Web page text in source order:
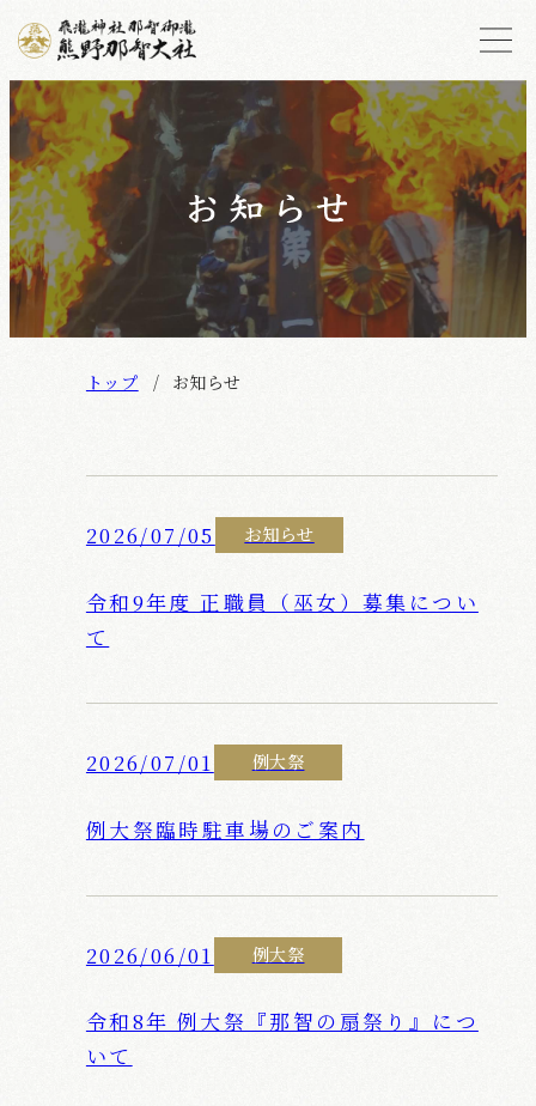
トップ お知らせ
2026/07/05 お知らせ
令和9年度 正職員（巫女）募集につい
て
2026/07/01 例大祭
例大祭臨時駐車場のご案内
2026/06/01 例大祭
令和8年 例大祭『那智の扇祭り』につ
いて